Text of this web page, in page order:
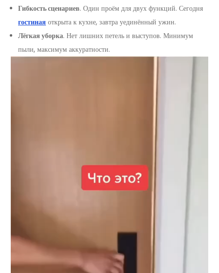
Гибкость сценариев. Один проём для двух функций. Сегодня
гостиная открыта к кухне, завтра уединённый ужин.
Лёгкая уборка. Нет лишних петель и выступов. Минимум
пыли, максимум аккуратности.